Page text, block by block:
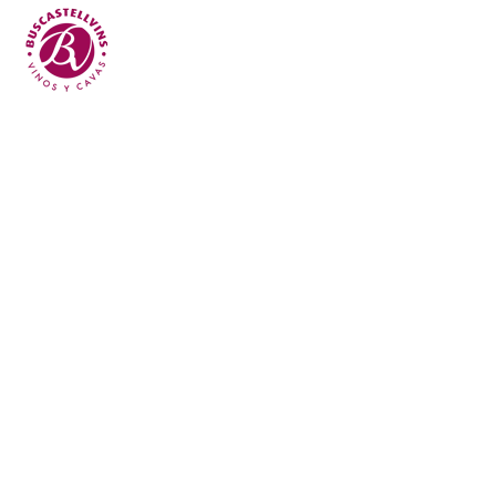
Skip to main content